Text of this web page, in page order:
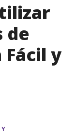
de
Fácil y